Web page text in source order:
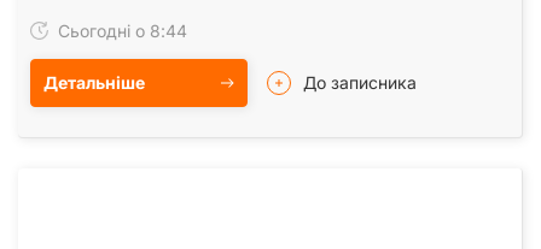
Сьогодні о 8:44
Детальніше До записника